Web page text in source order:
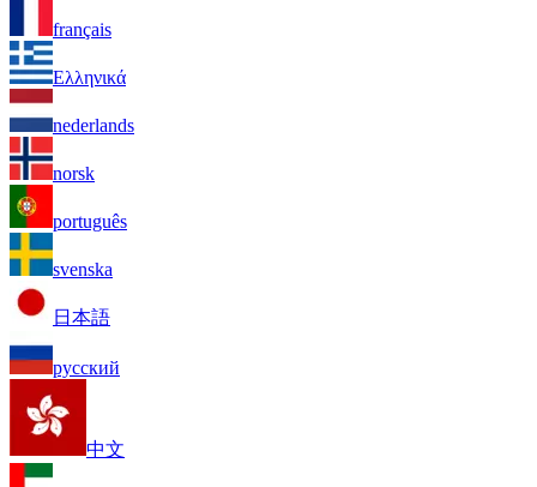
français
Ελληνικά
nederlands
norsk
português
svenska
日本語
русский
中文